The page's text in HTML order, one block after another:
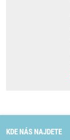
KDE NÁS NAJDETE